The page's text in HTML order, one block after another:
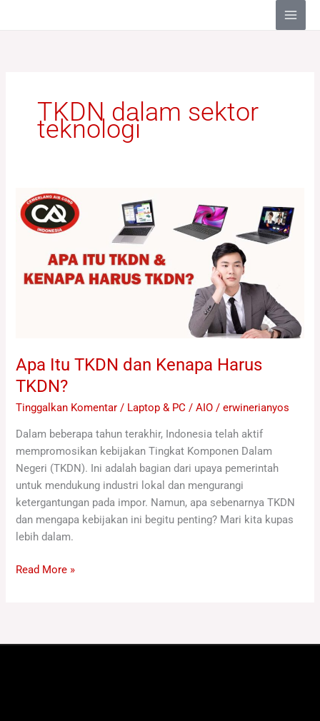
TKDN dalam sektor
teknologi
Apa Itu TKDN dan Kenapa Harus
TKDN?
Tinggalkan Komentar / Laptop & PC / AIO /erwinerianyos
Dalam beberapa tahun terakhir, Indonesia telah aktif
mempromosikan kebijakan Tingkat Komponen Dalam
Negeri (TKDN). Ini adalah bagian dari upaya pemerintah
untuk mendukung industri lokal dan mengurangi
ketergantungan pada impor. Namun, apa sebenarnya TKDN
dan mengapa kebijakan ini begitu penting? Mari kita kupas
lebih dalam.
Apa
Itu
TKDN
Kenapa
Harus
Read More »